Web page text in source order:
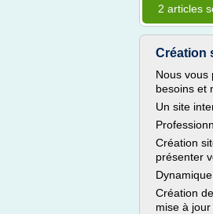
2 articles
Création
Nous vous
besoins et
Un site
Création
présenter
Dynamique
Création
mise à jour